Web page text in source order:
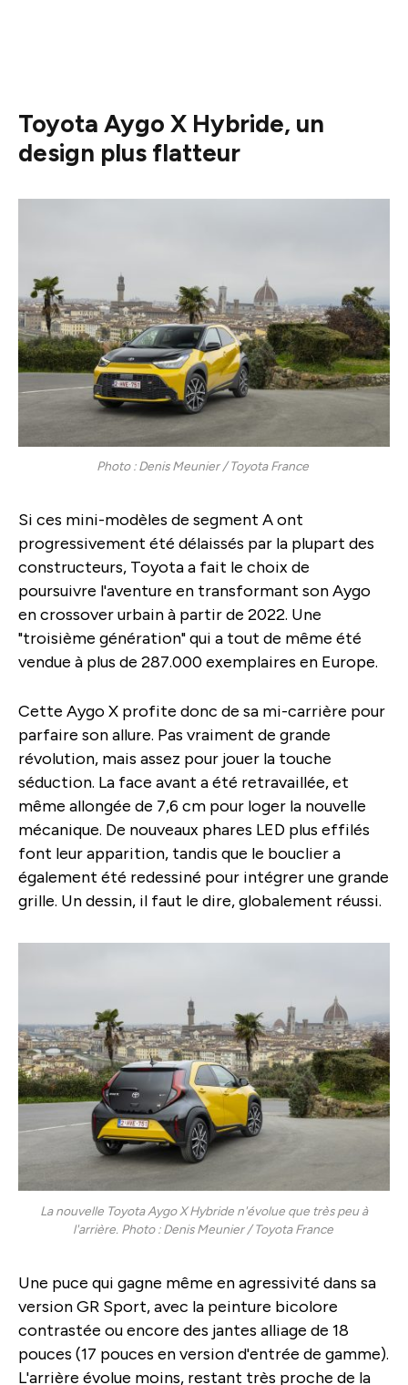
Toyota Aygo X Hybride, un
design plus flatteur
Photo : Denis Meunier / Toyota France
Si ces mini-modèles de segment A ont
progressivement été délaissés par la plupart des
constructeurs, Toyota a fait le choix de
poursuivre l'aventure en transformant son Aygo
en crossover urbain à partir de 2022. Une
"troisième génération" qui a tout de même été
vendue à plus de 287.000 exemplaires en Europe.
Cette Aygo X profite donc de sa mi-carrière pour
parfaire son allure. Pas vraiment de grande
révolution, mais assez pour jouer la touche
séduction. La face avant a été retravaillée, et
même allongée de 7,6 cm pour loger la nouvelle
mécanique. De nouveaux phares LED plus effilés
font leur apparition, tandis que le bouclier a
également été redessiné pour intégrer une grande
grille. Un dessin, il faut le dire, globalement réussi.
La nouvelle Toyota Aygo X Hybride n'évolue que très peu à
l'arrière. Photo : Denis Meunier / Toyota France
Une puce qui gagne même en agressivité dans sa
version GR Sport, avec la peinture bicolore
contrastée ou encore des jantes alliage de 18
pouces (17 pouces en version d'entrée de gamme).
L'arrière évolue moins, restant très proche de la